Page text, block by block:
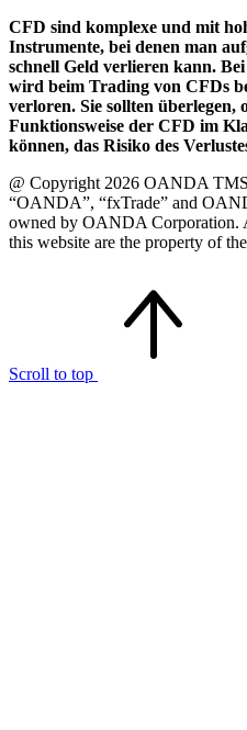
CFD sind komplexe und mit
Instrumente, bei denen man
schnell Geld verlieren kann.
wird beim Trading von CFDs
verloren. Sie sollten überlegen,
Funktionsweise der CFD im
können, das Risiko des
@ Copyright 2026 OANDA
“OANDA”, “fxTrade” and
owned by OANDA Corporation.
this website are the property of
Scroll to top